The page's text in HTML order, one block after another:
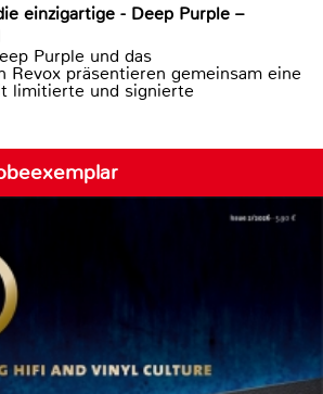
einzigartige - Deep Purple –
Purple und das
Revox präsentieren gemeinsam eine
limitierte und signierte